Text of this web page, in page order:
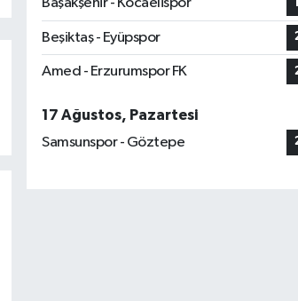
Başakşehir - Kocaelispor
Beşiktaş - Eyüpspor
Amed - Erzurumspor FK
17 Ağustos, Pazartesi
Samsunspor - Göztepe